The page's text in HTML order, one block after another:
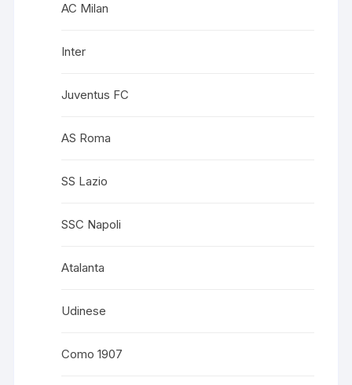
AC Milan
Inter
Juventus FC
AS Roma
SS Lazio
SSC Napoli
Atalanta
Udinese
Como 1907